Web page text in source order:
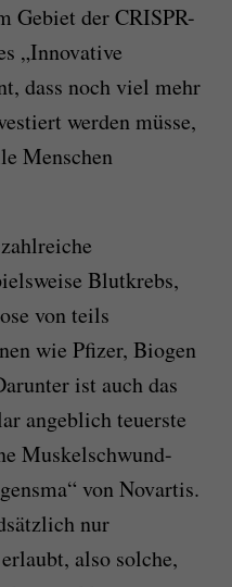
Gebiet der CRISPR-
„Innovative
dass noch viel mehr
werden müsse,
Menschen
zahlreiche
Blutkrebs,
vonteils
wie Pfizer, Biogen
ist auch das
angeblich teuerste
Muskelschwund-
von Novartis.
nur
also solche,